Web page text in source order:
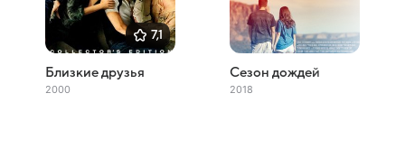
7,1
Близкие друзья
2000
Сезон дождей
2018